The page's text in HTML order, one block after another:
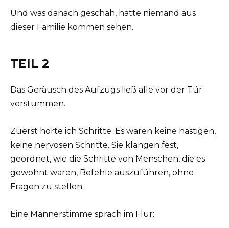
Und was danach geschah, hatte niemand aus
dieser Familie kommen sehen.
TEIL 2
Das Geräusch des Aufzugs ließ alle vor der Tür
verstummen.
Zuerst hörte ich Schritte. Es waren keine hastigen,
keine nervösen Schritte. Sie klangen fest,
geordnet, wie die Schritte von Menschen, die es
gewohnt waren, Befehle auszuführen, ohne
Fragen zu stellen.
Eine Männerstimme sprach im Flur: